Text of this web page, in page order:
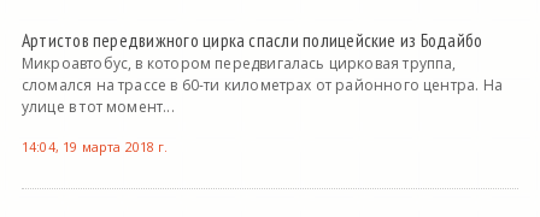
Артистов передвижного цирка спасли полицейские из Бодайбо
Микроавтобус, в котором передвигалась цирковая труппа,
сломался на трассе в 60-ти километрах от районного центра. На
улице в тот момент...
14:04, 19 марта 2018 г.